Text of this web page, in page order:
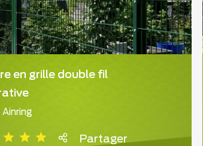
en grille double fil
Partager